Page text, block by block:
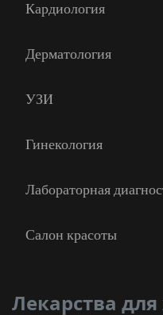
Кардиология
Дерматология
УЗИ
Гинекология
Лабораторная
Салон красоты
Лекарства